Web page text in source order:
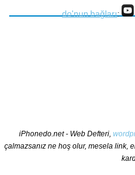
do'nun bağları:
iPhonedo.net - Web Defteri,
çalmazsanız ne hoş olur, mesela link,